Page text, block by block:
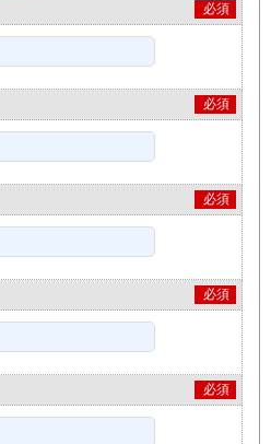
必須
必須
必須
必須
必須